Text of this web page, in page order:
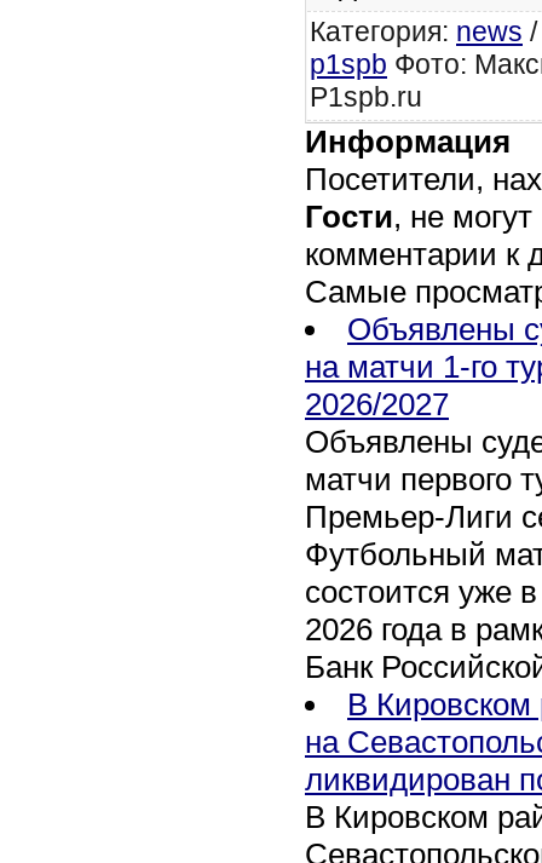
Категория: news
p1spb Фото:
P1spb.ru
Информация
Посетители,
Гости, не
комментарии к
Самые
Объявлены
на матчи 1-го
2026/2027
Объявлены
матчи первого
Премьер-Лиги
Футбольный
состоится уже
2026 года в
Банк
В Кировском
на
ликвидирован
В Кировском